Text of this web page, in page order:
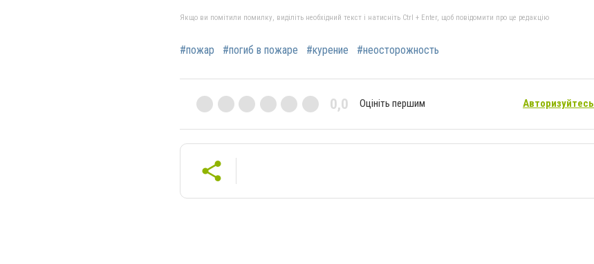
Якщо ви помітили помилку, виділіть необхідний текст і натисніть Ctrl + Enter, щоб повідомити про це редакцію
#пожар #погиб в пожаре #курение #неосторожность
0,0 Оцініть першим Авторизуйтесь